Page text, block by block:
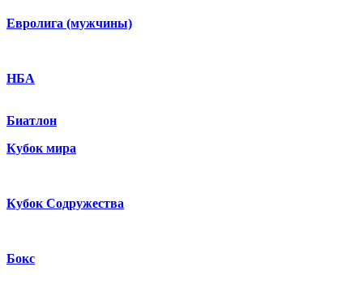
Евролига (мужчины)
НБА
Биатлон
Кубок мира
Кубок Содружества
Бокс